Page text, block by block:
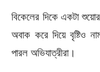
বিকেলের দিকে একটা
অবাক করে দিয়ে বৃষ্টিও
পারল অভিযাত্রীরা।